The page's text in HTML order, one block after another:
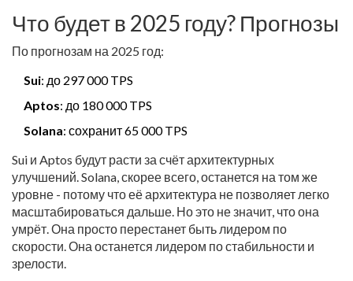
Что будет в 2025 году? Прогнозы
По прогнозам на 2025 год:
Sui: до 297 000 TPS
Aptos: до 180 000 TPS
Solana: сохранит 65 000 TPS
Sui и Aptos будут расти за счёт архитектурных
улучшений. Solana, скорее всего, останется на том же
уровне - потому что её архитектура не позволяет легко
масштабироваться дальше. Но это не значит, что она
умрёт. Она просто перестанет быть лидером по
скорости. Она останется лидером по стабильности и
зрелости.